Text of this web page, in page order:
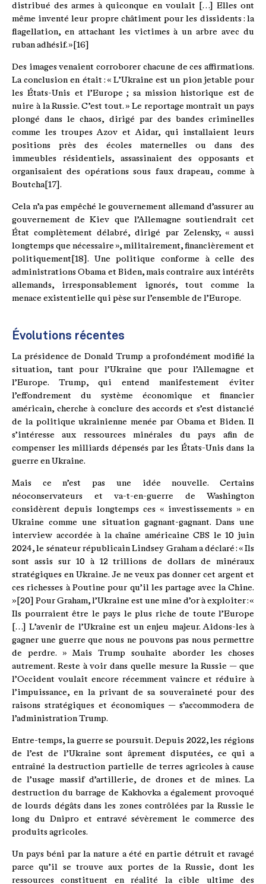
distribué des armes à quiconque en voulait […] Elles ont
même inventé leur propre châtiment pour les dissidents : la
flagellation, en attachant les victimes à un arbre avec du
ruban adhésif. »[16]
Des images venaient corroborer chacune de ces affirmations.
La conclusion en était : « L’Ukraine est un pion jetable pour
les États-Unis et l’Europe ; sa mission historique est de
nuire à la Russie. C’est tout. » Le reportage montrait un pays
plongé dans le chaos, dirigé par des bandes criminelles
comme les troupes Azov et Aidar, qui installaient leurs
positions près des écoles maternelles ou dans des
immeubles résidentiels, assassinaient des opposants et
organisaient des opérations sous faux drapeau, comme à
Boutcha[17].
Cela n’a pas empêché le gouvernement allemand d’assurer au
gouvernement de Kiev que l’Allemagne soutiendrait cet
État complètement délabré, dirigé par Zelensky, « aussi
longtemps que nécessaire », militairement, financièrement et
politiquement[18]. Une politique conforme à celle des
administrations Obama et Biden, mais contraire aux intérêts
allemands, irresponsablement ignorés, tout comme la
menace existentielle qui pèse sur l’ensemble de l’Europe.
Évolutions récentes
La présidence de Donald Trump a profondément modifié la
situation, tant pour l’Ukraine que pour l’Allemagne et
l’Europe. Trump, qui entend manifestement éviter
l’effondrement du système économique et financier
américain, cherche à conclure des accords et s’est distancié
de la politique ukrainienne menée par Obama et Biden. Il
s’intéresse aux ressources minérales du pays afin de
compenser les milliards dépensés par les États-Unis dans la
guerre en Ukraine.
Mais ce n’est pas une idée nouvelle. Certains
néoconservateurs et va-t-en-guerre de Washington
considèrent depuis longtemps ces « investissements » en
Ukraine comme une situation gagnant-gagnant. Dans une
interview accordée à la chaîne américaine CBS le 10 juin
2024, le sénateur républicain Lindsey Graham a déclaré : « Ils
sont assis sur 10 à 12 trillions de dollars de minéraux
stratégiques en Ukraine. Je ne veux pas donner cet argent et
ces richesses à Poutine pour qu’il les partage avec la Chine.
»[20] Pour Graham, l’Ukraine est une mine d’or à exploiter : «
Ils pourraient être le pays le plus riche de toute l’Europe
[…] L’avenir de l’Ukraine est un enjeu majeur. Aidons-les à
gagner une guerre que nous ne pouvons pas nous permettre
de perdre. » Mais Trump souhaite aborder les choses
autrement. Reste à voir dans quelle mesure la Russie — que
l’Occident voulait encore récemment vaincre et réduire à
l’impuissance, en la privant de sa souveraineté pour des
raisons stratégiques et économiques — s’accommodera de
l’administration Trump.
Entre-temps, la guerre se poursuit. Depuis 2022, les régions
de l’est de l’Ukraine sont âprement disputées, ce qui a
entraîné la destruction partielle de terres agricoles à cause
de l’usage massif d’artillerie, de drones et de mines. La
destruction du barrage de Kakhovka a également provoqué
de lourds dégâts dans les zones contrôlées par la Russie le
long du Dnipro et entravé sévèrement le commerce des
produits agricoles.
Un pays béni par la nature a été en partie détruit et ravagé
parce qu’il se trouve aux portes de la Russie, dont les
ressources constituent en réalité la cible ultime des